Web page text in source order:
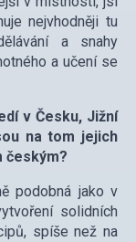
nejvhodněji tu
a snahy
a učení se
v Česku, Jižní
na tom jejich
českým?
podobná jako v
solidních
spíše než na